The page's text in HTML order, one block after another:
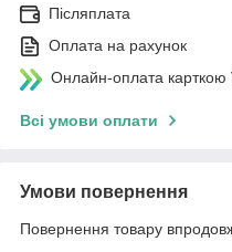
Післяплата
Оплата на рахунок
Онлайн-оплата
Всі умови оплати
Умови повернення
Повернення товару